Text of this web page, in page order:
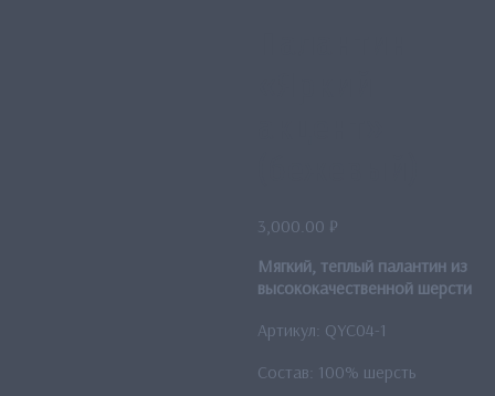
3,000.00 ₽
Мягкий, теплый палантин из
высококачественной шерсти
Артикул: QYC04-1
Состав: 100% шерсть